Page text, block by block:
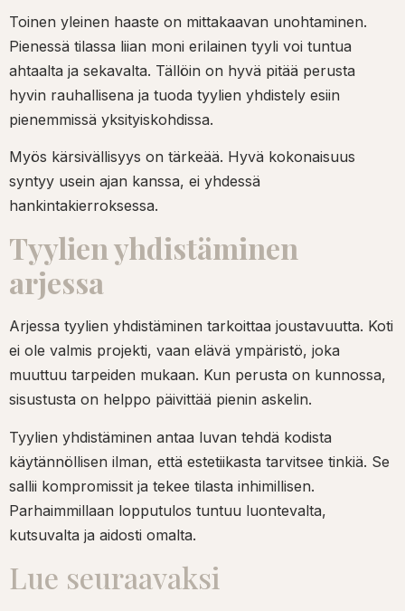
Toinen yleinen haaste on mittakaavan unohtaminen.
Pienessä tilassa liian moni erilainen tyyli voi tuntua
ahtaalta ja sekavalta. Tällöin on hyvä pitää perusta
hyvin rauhallisena ja tuoda tyylien yhdistely esiin
pienemmissä yksityiskohdissa.
Myös kärsivällisyys on tärkeää. Hyvä kokonaisuus
syntyy usein ajan kanssa, ei yhdessä
hankintakierroksessa.
Tyylien yhdistäminen
arjessa
Arjessa tyylien yhdistäminen tarkoittaa joustavuutta. Koti
ei ole valmis projekti, vaan elävä ympäristö, joka
muuttuu tarpeiden mukaan. Kun perusta on kunnossa,
sisustusta on helppo päivittää pienin askelin.
Tyylien yhdistäminen antaa luvan tehdä kodista
käytännöllisen ilman, että estetiikasta tarvitsee tinkiä. Se
sallii kompromissit ja tekee tilasta inhimillisen.
Parhaimmillaan lopputulos tuntuu luontevalta,
kutsuvalta ja aidosti omalta.
Lue seuraavaksi